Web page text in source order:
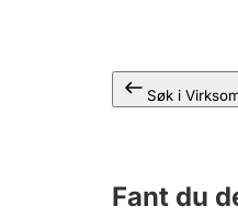
Søk i
Fant du